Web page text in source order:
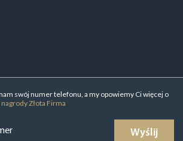
swój numer telefonu, a my opowiemy Ci więcej o
Złota Firma
Wyślij